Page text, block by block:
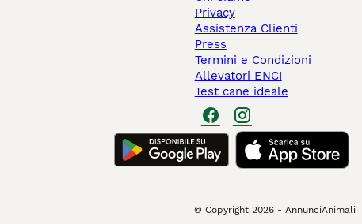
Privacy
Assistenza Clienti
Press
Termini e Condizioni
Allevatori ENCI
Test cane ideale
© Copyright 2026 - AnnunciAnimali